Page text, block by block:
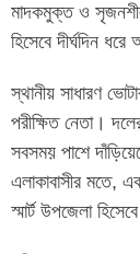
মাদকমুক্ত ও
হিসেবে দীর্ঘদিন
স্থানীয় সাধারণ
পরীক্ষিত নেতা।
সবসময় পাশে
এলাকাবাসীর মতে,
স্মার্ট উপজেলা